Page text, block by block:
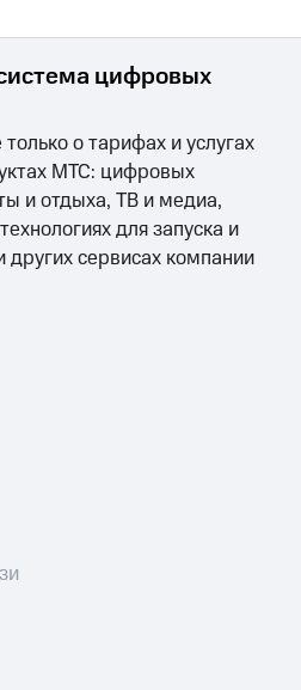
цифровых
о тарифах и услугах
МТС: цифровых
и отдыха, ТВ и медиа,
для запуска и
сервисах компании